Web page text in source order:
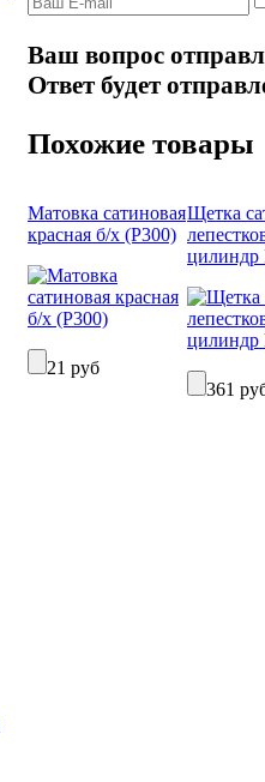
Ваш вопрос
Ответ будет
Похожие товары
Матовка сатиновая
красная б/х (Р300)
21 руб
Щетка
цилиндр
361